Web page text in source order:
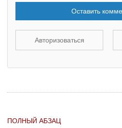
Оставить
Авторизоваться
ПОЛНЫЙ АБЗАЦ